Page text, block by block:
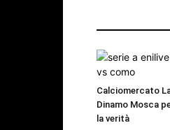
Calciomercato
Dinamo Mosca
la verità